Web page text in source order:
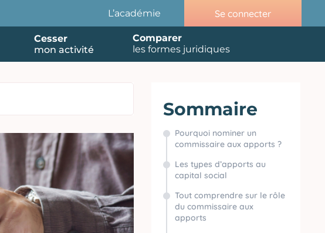
L’académie Se connecter
Cesser
mon activité
Comparer
les formes juridiques
Sommaire
Pourquoi nominer un
commissaire aux apports ?
Les types d’apports au
capital social
Tout comprendre sur le rôle
du commissaire aux
apports